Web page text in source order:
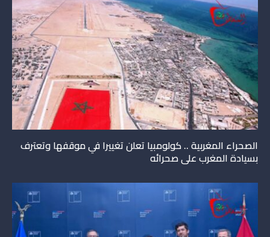
الصحراء المغربية .. كولومبيا تعلن تغييرا في موقفها وتعترف
بسيادة المغرب على صحرائه